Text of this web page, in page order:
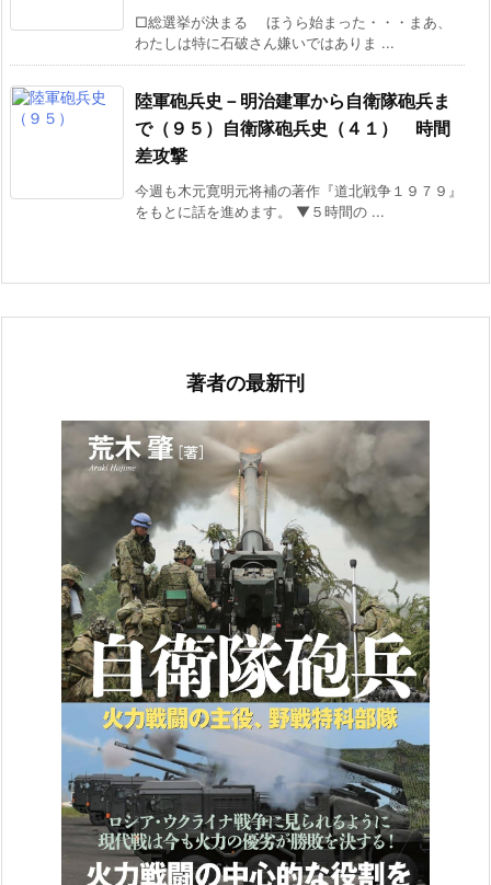
□総選挙が決まる ほうら始まった・・・まあ、
わたしは特に石破さん嫌いではありま ...
陸軍砲兵史－明治建軍から自衛隊砲兵ま
で（９５）自衛隊砲兵史（４１） 時間
差攻撃
今週も木元寛明元将補の著作『道北戦争１９７９』
をもとに話を進めます。 ▼５時間の ...
著者の最新刊